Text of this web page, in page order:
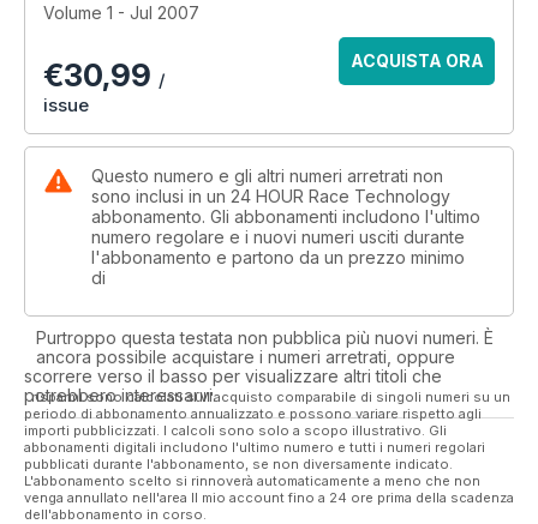
Volume 1 - Jul 2007
€30,99 /
issue
ACQUISTA ORA
Questo numero e gli altri numeri arretrati non
sono inclusi in un 24 HOUR Race Technology
abbonamento. Gli abbonamenti includono l'ultimo
numero regolare e i nuovi numeri usciti durante
l'abbonamento e partono da un prezzo minimo
di
Purtroppo questa testata non pubblica più nuovi numeri. È
ancora possibile acquistare i numeri arretrati, oppure
scorrere verso il basso per visualizzare altri titoli che
potrebbero interessarvi.
I risparmi sono calcolati sull'acquisto comparabile di singoli numeri su un
periodo di abbonamento annualizzato e possono variare rispetto agli
importi pubblicizzati. I calcoli sono solo a scopo illustrativo. Gli
abbonamenti digitali includono l'ultimo numero e tutti i numeri regolari
pubblicati durante l'abbonamento, se non diversamente indicato.
L'abbonamento scelto si rinnoverà automaticamente a meno che non
venga annullato nell'area Il mio account fino a 24 ore prima della scadenza
dell'abbonamento in corso.